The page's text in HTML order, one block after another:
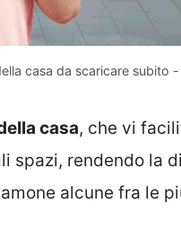
casa da scaricare subito
casa, che vi
spazi, rendendo la
alcune fra le